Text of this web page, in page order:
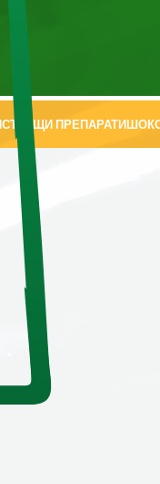
ПРЕПАРАТИ